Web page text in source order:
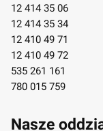
12 414 35 06
12 414 35 34
12 410 49 71
12 410 49 72
535 261 161
780 015 759
Nasze